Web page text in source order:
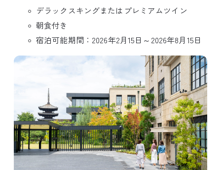
デラックスキングまたはプレミアムツイン
朝食付き
宿泊可能期間：2026年2月15日～2026年8月15日